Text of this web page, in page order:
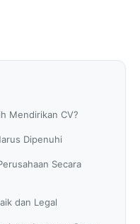
Mendirikan CV?
Dipenuhi
Secara
dan Legal